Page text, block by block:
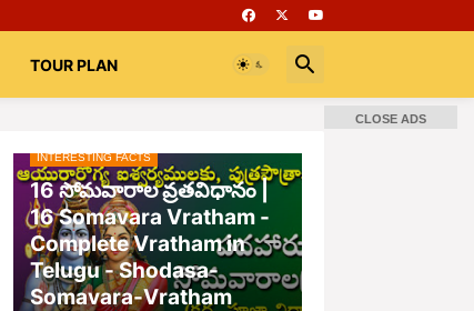
TOUR PLAN
📚 Books Rooms భగవద్గీత
INTERESTING FACTS
16 సోమవారాల వ్రతవిధానం |
16 Somavara Vratham -
Complete Vratham in
Telugu - Shodasa-
Somavara-Vratham
CLOSE ADS